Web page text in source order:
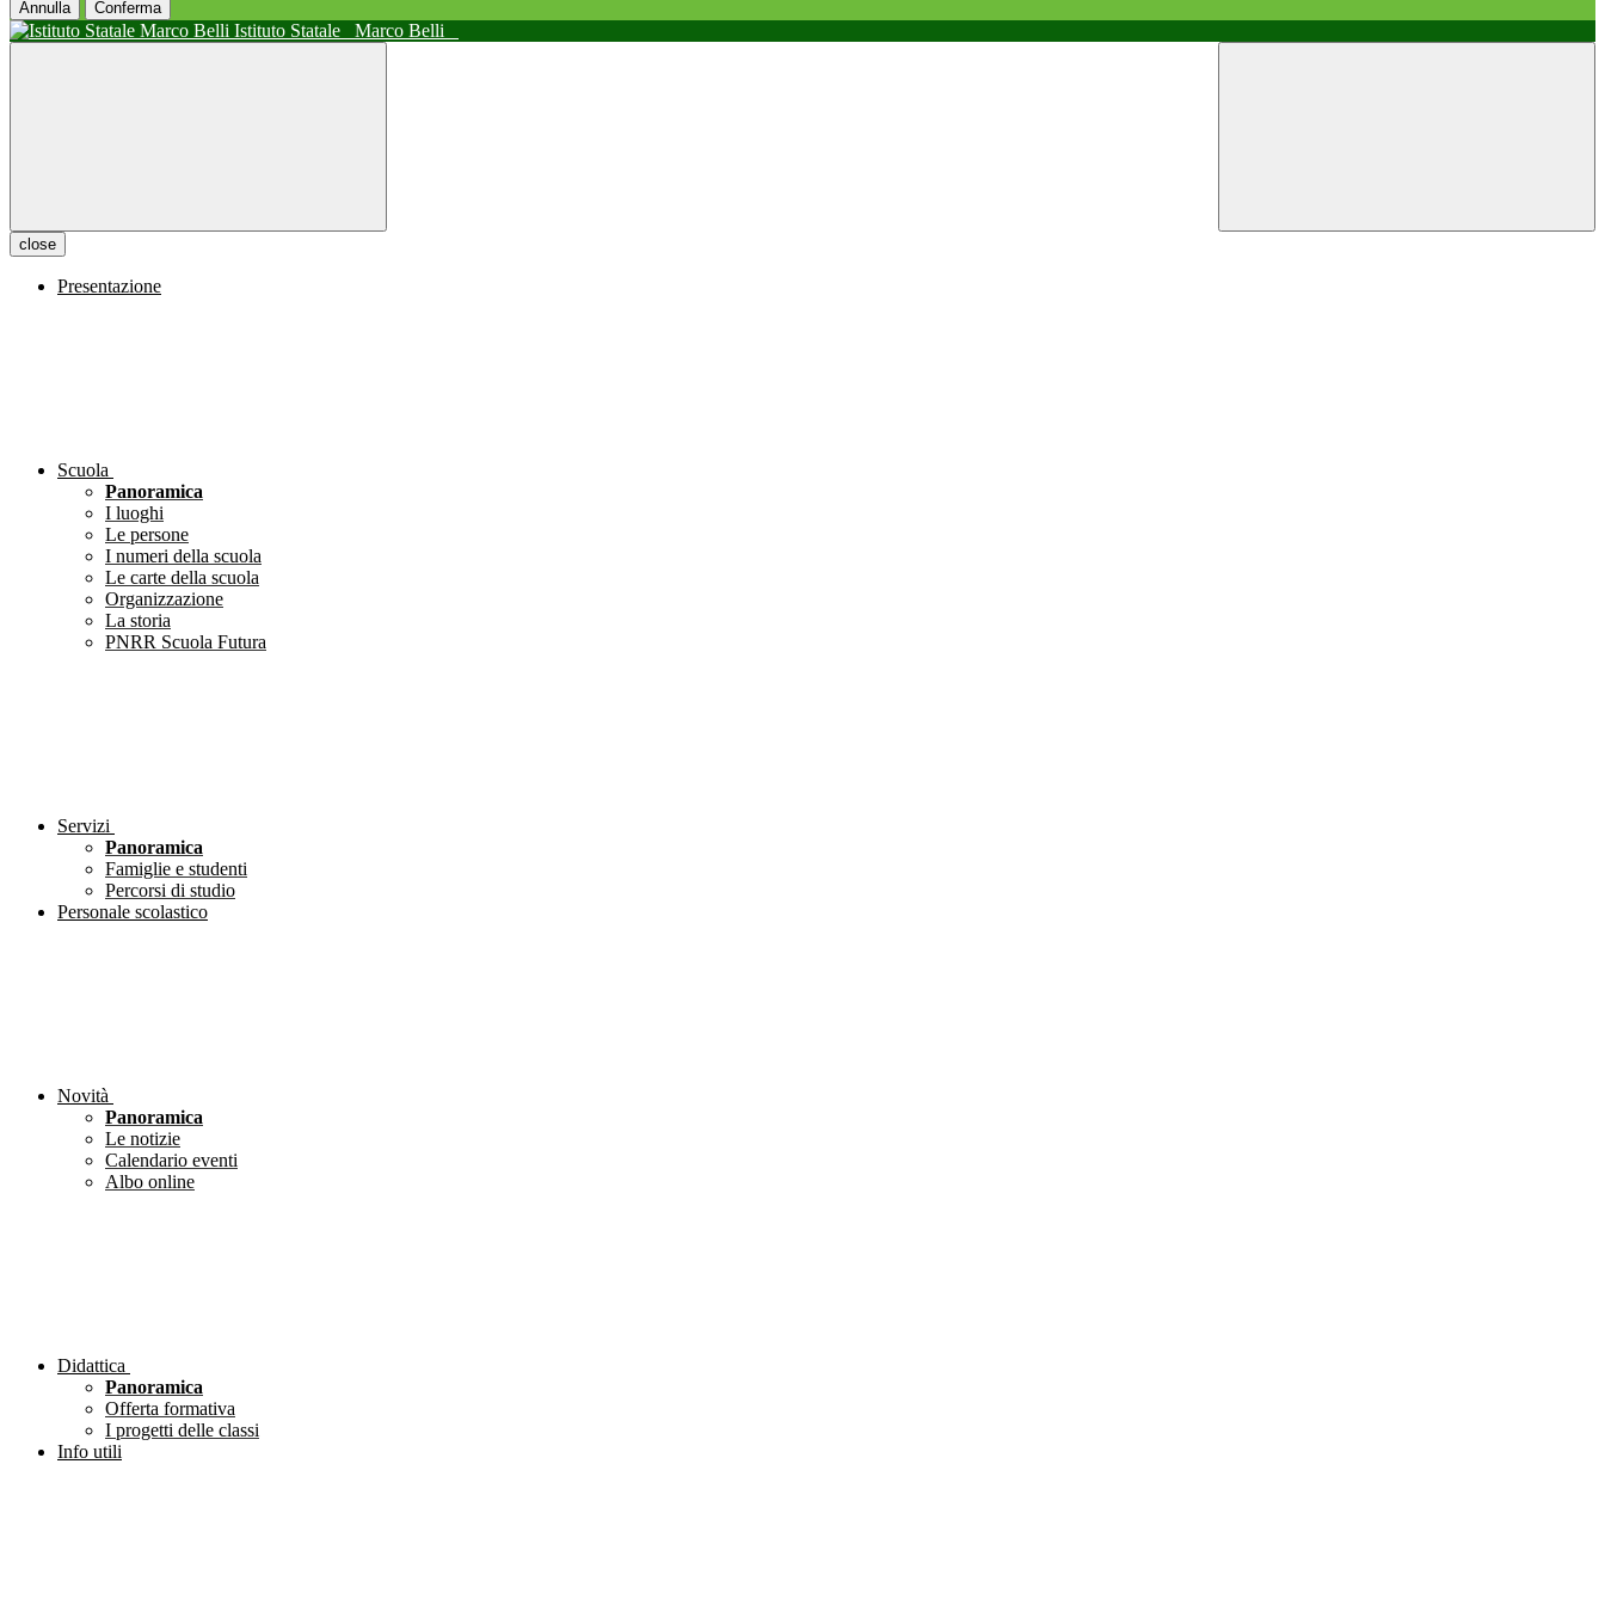
Annulla Conferma
Istituto Statale Marco Belli
close
Presentazione
Scuola
Panoramica
I luoghi
Le persone
I numeri della scuola
Le carte della scuola
Organizzazione
La storia
PNRR Scuola Futura
Servizi
Panoramica
Famiglie e studenti
Percorsi di studio
Personale scolastico
Novità
Panoramica
Le notizie
Calendario eventi
Albo online
Didattica
Panoramica
Offerta formativa
I progetti delle classi
Info utili